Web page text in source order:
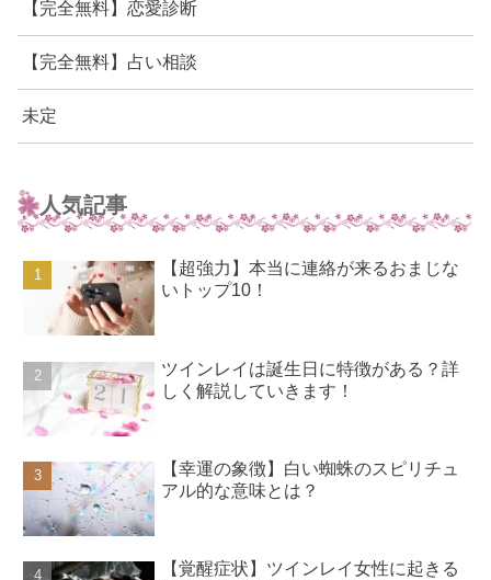
【完全無料】恋愛診断
【完全無料】占い相談
未定
人気記事
【超強力】本当に連絡が来るおまじな
いトップ10！
ツインレイは誕生日に特徴がある？詳
しく解説していきます！
【幸運の象徴】白い蜘蛛のスピリチュ
アル的な意味とは？
【覚醒症状】ツインレイ女性に起きる